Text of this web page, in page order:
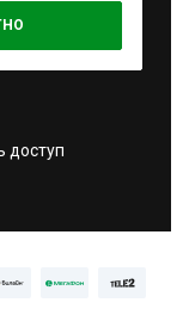
доступ